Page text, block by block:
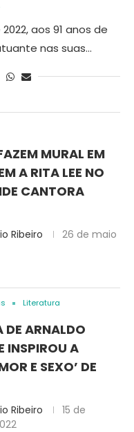
aos 91 anos de
nas suas…
MURAL EM
A RITA LEE NO
CANTORA
Ribeiro
26 de maio
Literatura
ARNALDO
INSPIROU A
E SEXO’ DE
Ribeiro
15 de